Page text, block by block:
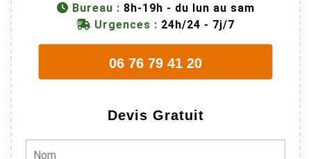
en plus ils
Bref, nous
Bureau : 8h-19h - du lun au sam
Urgences : 24h/24 - 7j/7
06 76 79 41 20
Devis Gratuit